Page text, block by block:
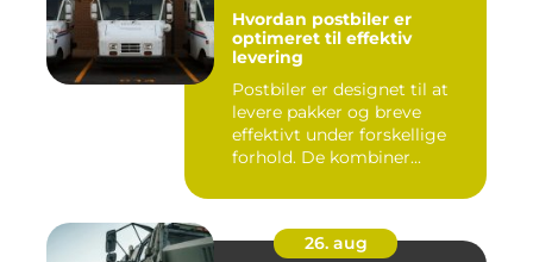
Hvordan postbiler er
optimeret til effektiv
levering
Postbiler er designet til at
levere pakker og breve
effektivt under forskellige
forhold. De kombiner...
26. aug